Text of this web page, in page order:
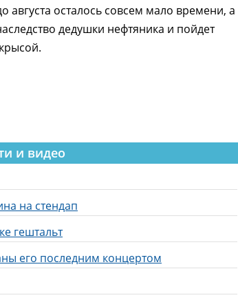
августа осталось совсем мало времени, а
дедушки нефтяника и пойдет
и видео
на стендап
гештальт
его последним концертом